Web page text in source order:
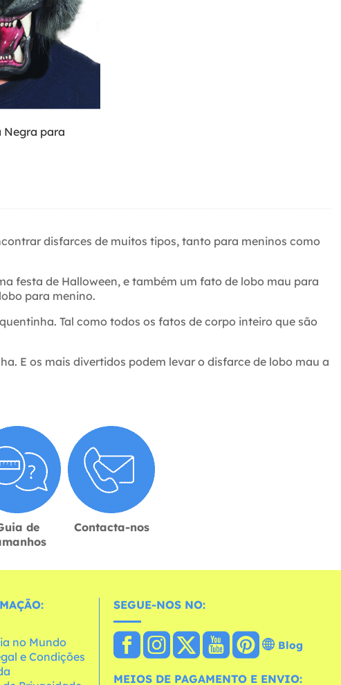
Negra para
disfarces de muitos tipos, tanto para meninos como
festa de Halloween, e também um fato de lobo mau para
para menino.
Tal como todos os fatos de corpo inteiro que são
E os mais divertidos podem levar o disfarce de lobo mau a
de
Contacta-nos
no Mundo
e Condições
SEGUE-NOS NO:
Blog
MEIOS DE PAGAMENTO E ENVIO: